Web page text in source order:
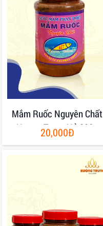
Mắm Ruốc Nguyên Chất
Hương Trung Hủ 200g
20,000Đ